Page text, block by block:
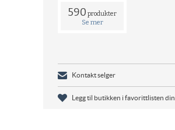
590 produkter
Se mer
Kontakt selger
Legg til butikken i favorittlisten din